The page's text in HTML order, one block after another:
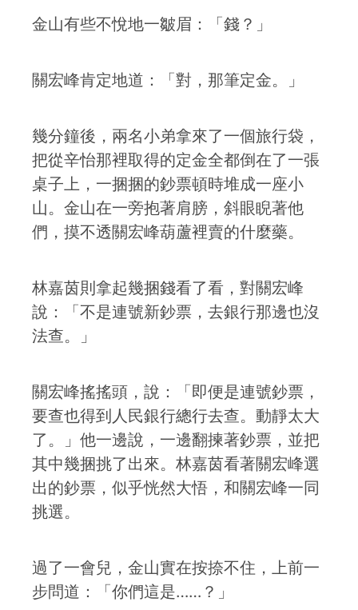
金山有些不悅地一皺眉：「錢？」
關宏峰肯定地道：「對，那筆定金。」
幾分鐘後，兩名小弟拿來了一個旅行袋，
把從辛怡那裡取得的定金全都倒在了一張
桌子上，一捆捆的鈔票頓時堆成一座小
山。金山在一旁抱著肩膀，斜眼睨著他
們，摸不透關宏峰葫蘆裡賣的什麼藥。
林嘉茵則拿起幾捆錢看了看，對關宏峰
說：「不是連號新鈔票，去銀行那邊也沒
法查。」
關宏峰搖搖頭，說：「即便是連號鈔票，
要查也得到人民銀行總行去查。動靜太大
了。」他一邊說，一邊翻揀著鈔票，並把
其中幾捆挑了出來。林嘉茵看著關宏峰選
出的鈔票，似乎恍然大悟，和關宏峰一同
挑選。
過了一會兒，金山實在按捺不住，上前一
步問道：「你們這是……？」